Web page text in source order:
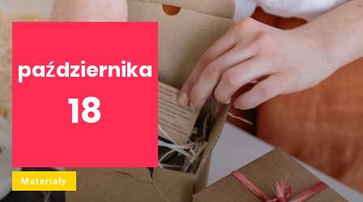
października
18
Materiały